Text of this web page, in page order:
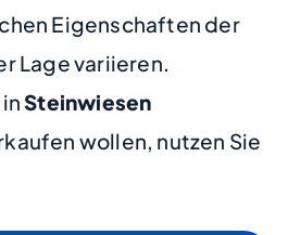
Eigenschaften der
Lage variieren.
inSteinwiesen
wollen, nutzen Sie